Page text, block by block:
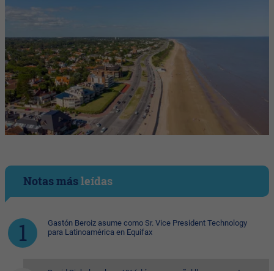
Notas másleídas
Gastón Beroiz asume como Sr. Vice President Technology
para Latinoamérica en Equifax